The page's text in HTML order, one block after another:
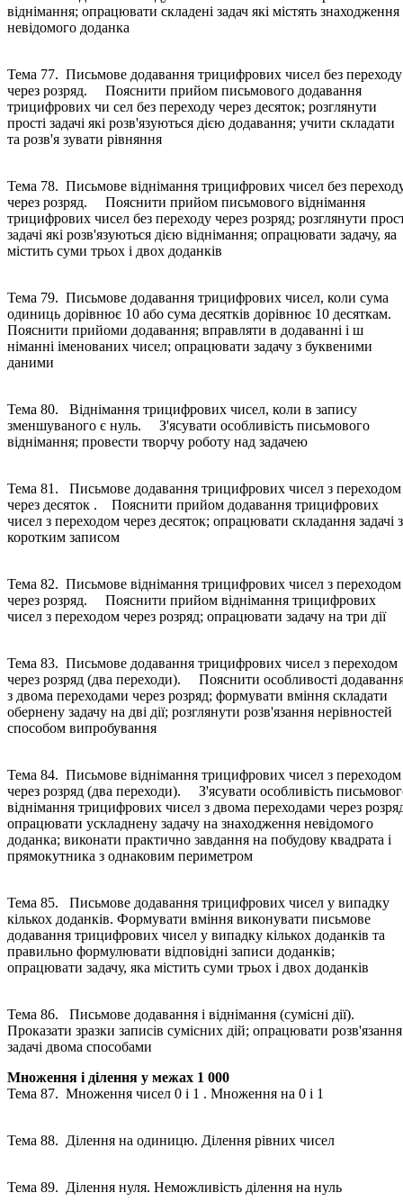
віднімання; опрацювати складені задач які містять знаходження
невідомого доданка
Тема 77. Письмове додавання трицифрових чисел без переходу
через розряд. Пояснити прийом письмового додавання
трицифрових чи сел без переходу через десяток; розглянути
прості задачі які розв'язуються дією додавання; учити складати
та розв'я зувати рівняння
Тема 78. Письмове віднімання трицифрових чисел без
через розряд. Пояснити прийом письмового віднімання
трицифрових чисел без переходу через розряд; розглянути
задачі які розв'язуються дією віднімання; опрацювати задачу, яа
містить суми трьох і двох доданків
Тема 79. Письмове додавання трицифрових чисел, коли сума
одиниць дорівнює 10 або сума десятків дорівнює 10
Пояснити прийоми додавання; вправляти в додаванні і ш
німанні іменованих чисел; опрацювати задачу з буквеними
даними
Тема 80. Віднімання трицифрових чисел, коли в запису
зменшуваного є нуль. З'ясувати особливість письмового
віднімання; провести творчу роботу над задачею
Тема 81. Письмове додавання трицифрових чисел з переходом
через десяток . Пояснити прийом додавання трицифрових
чисел з переходом через десяток; опрацювати складання задачі
коротким записом
Тема 82. Письмове віднімання трицифрових чисел з переходом
через розряд. Пояснити прийом віднімання трицифрових
чисел з переходом через розряд; опрацювати задачу на три дії
Тема 83. Письмове додавання трицифрових чисел з переходом
через розряд (два переходи). Пояснити особливості
з двома переходами через розряд; формувати вміння складати
обернену задачу на дві дії; розглянути розв'язання нерівностей
способом випробування
Тема 84. Письмове віднімання трицифрових чисел з переходом
через розряд (два переходи). З'ясувати особливість
віднімання трицифрових чисел з двома переходами через
опрацювати ускладнену задачу на знаходження невідомого
доданка; виконати практично завдання на побудову квадрата і
прямокутника з однаковим периметром
Тема 85. Письмове додавання трицифрових чисел у випадку
кількох доданків. Формувати вміння виконувати письмове
додавання трицифрових чисел у випадку кількох доданків та
правильно формулювати відповідні записи доданків;
опрацювати задачу, яка містить суми трьох і двох доданків
Тема 86. Письмове додавання і віднімання (сумісні дії).
Проказати зразки записів сумісних дій; опрацювати розв'язання
задачі двома способами
Множення і ділення у межах 1 000
Тема 87. Множення чисел 0 і 1 . Множення на 0 і 1
Тема 88. Ділення на одиницю. Ділення рівних чисел
Тема 89. Ділення нуля. Неможливість ділення на нуль